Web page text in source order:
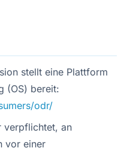
stellt eine Plattform
(OS) bereit:
odr/
verpflichtet, an
vor einer